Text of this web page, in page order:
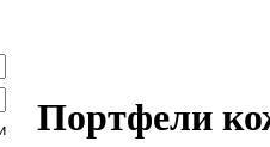
Портфели